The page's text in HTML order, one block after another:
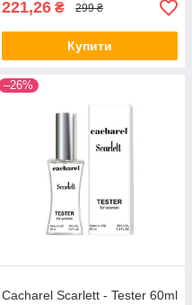
221,26 ₴ 299 ₴
Купити
–26%
Cacharel Scarlett - Tester 60ml